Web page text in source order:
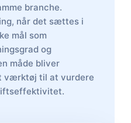
branche.
når det sættes i
mål som
og
måde bliver
værktøj til at vurdere